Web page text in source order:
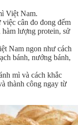
Việt Nam.
cân đo đong đếm
lượng protein, sử
Nam ngon như cách
bánh, nướng bánh,
mì và cách khắc
thành công ngay từ